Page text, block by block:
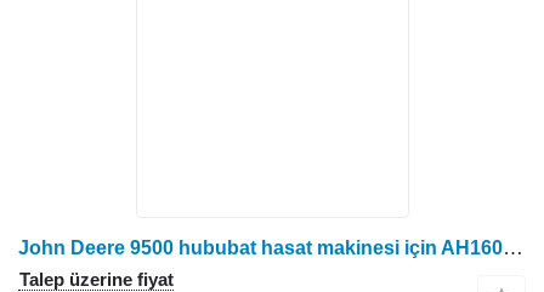
John Deere 9500 hububat hasat makinesi için AH160493-RM hidrolik silindir
Talep üzerine fiyat